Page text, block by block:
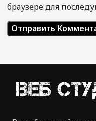
браузере для